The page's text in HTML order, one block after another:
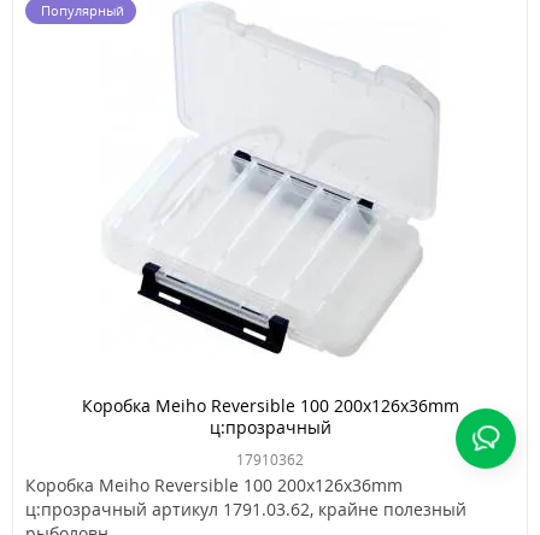
Популярный
Коробка Meiho Reversible 100 200х126х36mm
ц:прозрачный
17910362
Коробка Meiho Reversible 100 200х126х36mm
ц:прозрачный артикул 1791.03.62, крайне полезный